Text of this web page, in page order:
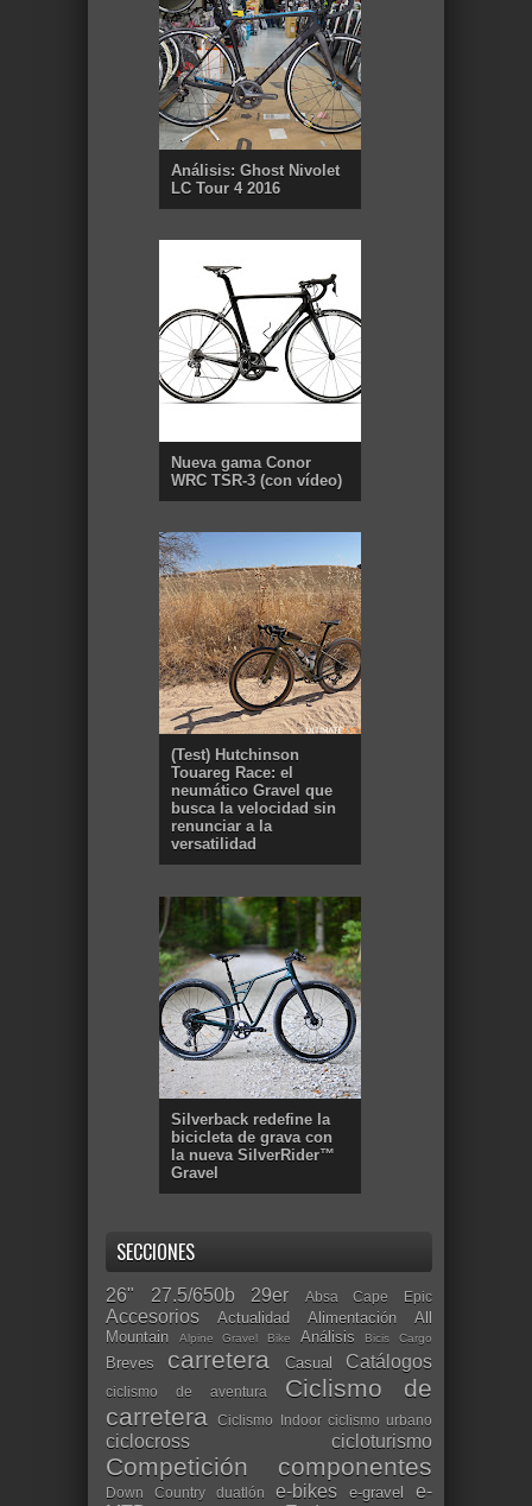
Análisis: Ghost Nivolet
LC Tour 4 2016
Nueva gama Conor
WRC TSR-3 (con vídeo)
(Test) Hutchinson
Touareg Race: el
neumático Gravel que
busca la velocidad sin
renunciar a la
versatilidad
Silverback redefine la
bicicleta de grava con
la nueva SilverRider™
Gravel
SECCIONES
26" 27.5/650b 29er Absa Cape Epic
Accesorios Actualidad Alimentación
All
Mountain
Alpine Gravel Bike Análisis Bicis Cargo
Breves carretera Casual Catálogos
ciclismo de aventura
Ciclismo de
carretera
Ciclismo Indoor ciclismo urbano
ciclocross cicloturismo
Competición componentes
Down Country duatlón e-bikes e-gravel
e-